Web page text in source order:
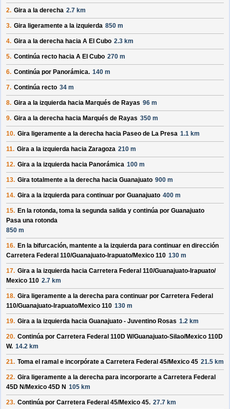
2. Gira a la derecha 2.7 km
3. Gira ligeramente a la izquierda 850 m
4. Gira a la derecha hacia A El Cubo 2.3 km
5. Continúa recto hacia A El Cubo 270 m
6. Continúa por Panorámica. 140 m
7. Continúa recto 34 m
8. Gira a la izquierda hacia Marqués de Rayas 96 m
9. Gira a la derecha hacia Marqués de Rayas 350 m
10. Gira ligeramente a la derecha hacia Paseo de La Presa 1.1 km
11. Gira a la izquierda hacia Zaragoza 210 m
12. Gira a la izquierda hacia Panorámica 100 m
13. Gira totalmente a la derecha hacia Guanajuato 900 m
14. Gira a la izquierda para continuar por Guanajuato 400 m
15. En la rotonda, toma la segunda salida y continúa por Guanajuato
Pasa una rotonda
850 m
16. En la bifurcación, mantente a la izquierda para continuar en dirección
Carretera Federal 110/Guanajuato-Irapuato/Mexico 110 130 m
17. Gira a la izquierda hacia Carretera Federal 110/Guanajuato-Irapuato/
Mexico 110 2.7 km
18. Gira ligeramente a la derecha para continuar por Carretera Federal
110/Guanajuato-Irapuato/Mexico 110 130 m
19. Gira a la izquierda hacia Guanajuato - Juventino Rosas 1.2 km
20. Continúa por Carretera Federal 110D W/Guanajuato-Silao/Mexico 110D
W. 14.2 km
21. Toma el ramal e incorpórate a Carretera Federal 45/Mexico 45 21.5 km
22. Gira ligeramente a la derecha para incorporarte a Carretera Federal
45D N/Mexico 45D N 105 km
23. Continúa por Carretera Federal 45/Mexico 45. 27.7 km